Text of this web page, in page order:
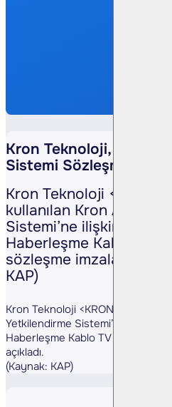
Kron Teknoloji, Türksat
Sistemi Sözleşmesi
Kron Teknoloji <KRONT
kullanılan Kron AAA
Sistemi’ne ilişkin olarak
Haberleşme Kablo TV
sözleşme imzaladığını
KAP)
Kron Teknoloji <KRONT TI>,
Yetkilendirme Sistemi’ne ilişkin
Haberleşme Kablo TV ve İşletme
açıkladı.
(Kaynak: KAP)